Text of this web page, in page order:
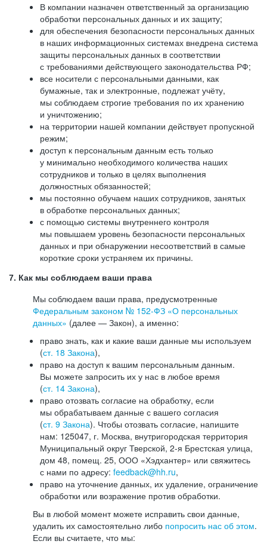
В компании назначен ответственный за организацию
обработки персональных данных и их защиту;
для обеспечения безопасности персональных данных
в наших информационных системах внедрена система
защиты персональных данных в соответствии
с требованиями действующего законодательства РФ;
все носители с персональными данными, как
бумажные, так и электронные, подлежат учёту,
мы соблюдаем строгие требования по их хранению
и уничтожению;
на территории нашей компании действует пропускной
режим;
доступ к персональным данным есть только
у минимально необходимого количества наших
сотрудников и только в целях выполнения
должностных обязанностей;
мы постоянно обучаем наших сотрудников, занятых
в обработке персональных данных;
с помощью системы внутреннего контроля
мы повышаем уровень безопасности персональных
данных и при обнаружении несоответствий в самые
короткие сроки устраняем их причины.
7. Как мы соблюдаем ваши права
Мы соблюдаем ваши права, предусмотренные
Федеральным законом № 152-ФЗ «О персональных
данных» (далее — Закон), а именно:
право знать, как и какие ваши данные мы используем
(ст. 18 Закона),
право на доступ к вашим персональным данным.
Вы можете запросить их у нас в любое время
(ст. 14 Закона),
право отозвать согласие на обработку, если
мы обрабатываем данные с вашего согласия
(ст. 9 Закона). Чтобы отозвать согласие, напишите
нам: 125047, г. Москва, внутригородская территория
Муниципальный округ Тверской, 2-я Брестская улица,
дом 48, помещ. 25, ООО «Хэдхантер» или свяжитесь
с нами по адресу: feedback@hh.ru,
право на уточнение данных, их удаление, ограничение
обработки или возражение против обработки.
Вы в любой момент можете исправить свои данные,
удалить их самостоятельно либо попросить нас об этом.
Если вы считаете, что мы: